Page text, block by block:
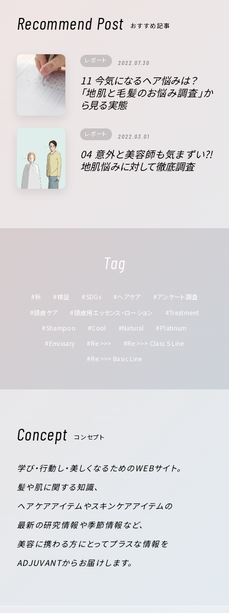
Recommend Post おすすめ記事
レポート 2022.07.30
11 今気になるヘア悩みは？
「地肌と毛髪のお悩み調査」か
ら見る実態
レポート 2022.03.01
04 意外と美容師も気まずい?!
地肌悩みに対して徹底調査
Tag
#秋 #検証 #SDGs #ヘアケア
#アンケート調査
#頭皮ケア
#頭皮用エッセンス・ローション
#Treatment
#Shampoo
#Cool #Natural
#Platinum
#Emissary
#Re:>>>
#Re:>>> Class S Line
#Re:>>> Basic Line
Concept コンセプト
学び・行動し・美しくなるためのWEBサイト。
髪や肌に関する知識、
ヘアケアアイテムやスキンケアアイテムの
最新の研究情報や季節情報など、
美容に携わる方にとってプラスな情報を
ADJUVANTからお届けします。